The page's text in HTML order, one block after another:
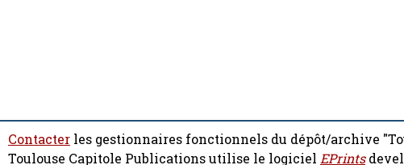
Contacter les gestionnaires fonctionnels du dépôt/archive
Toulouse Capitole Publications utilise le logiciel EPrints